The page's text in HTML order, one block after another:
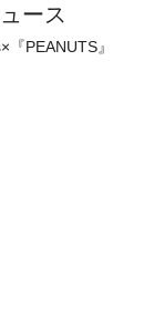
ース
PEANUTS』